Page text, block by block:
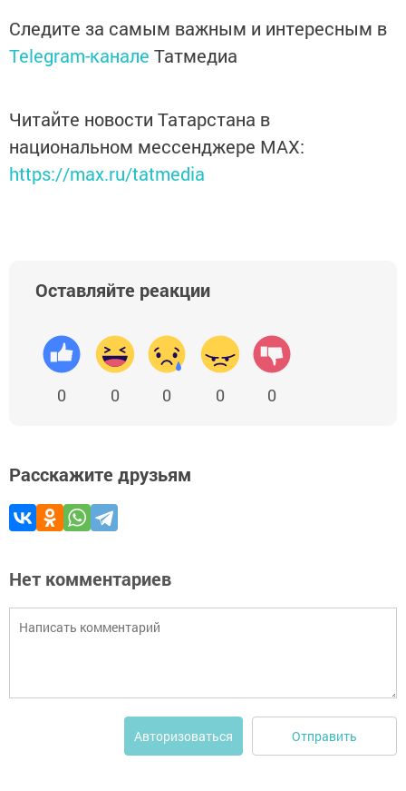
Следите за самым важным и интересным в
Telegram-канале Татмедиа
Читайте новости Татарстана в
национальном мессенджере MАХ:
https://max.ru/tatmedia
Оставляйте реакции
0 0 0 0 0
Расскажите друзьям
Нет комментариев
Авторизоваться Отправить